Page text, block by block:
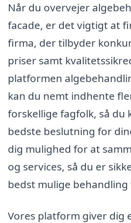
Når du overvejer
facade, er det vigtigt at
firma, der tilbyder
priser samt
platformen
kan du nemt indhente
forskellige fagfolk, så
bedste beslutning for
dig mulighed for at
og services, så du er
bedst mulige behandling
Vores platform giver dig